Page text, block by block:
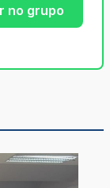
no grupo